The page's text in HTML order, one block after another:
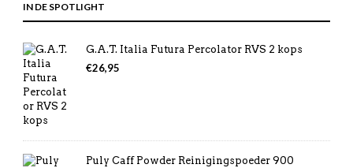
IN DE SPOTLIGHT
G.A.T. Italia Futura Percolator RVS 2 kops
€26,95
Puly Caff Powder Reinigingspoeder 900